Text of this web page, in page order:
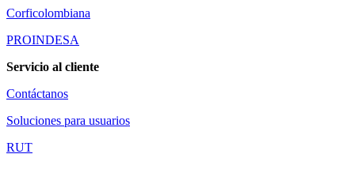
Corficolombiana
PROINDESA
Servicio al cliente
Contáctanos
Soluciones para usuarios
RUT